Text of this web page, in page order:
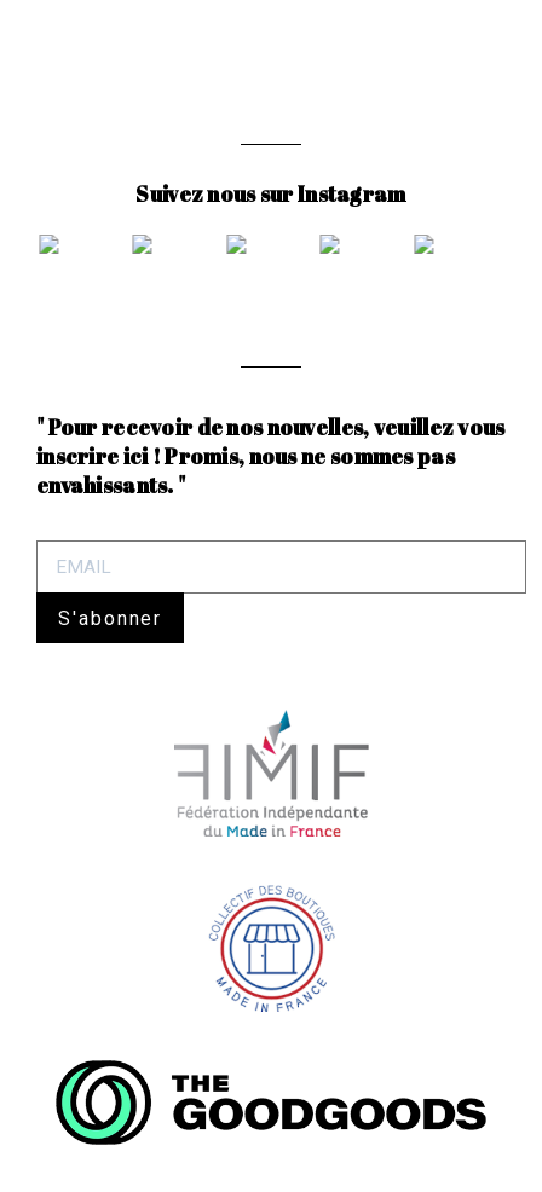
Suivez nous sur Instagram
" Pour recevoir de nos nouvelles, veuillez vous
inscrire ici ! Promis, nous ne sommes pas
envahissants. "
S'abonner